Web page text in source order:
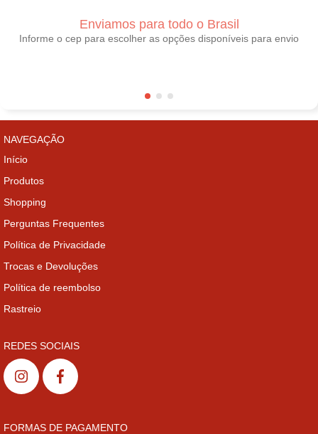
Enviamos para todo o Brasil
Informe o cep para escolher as opções disponíveis para envio
NAVEGAÇÃO
Início
Produtos
Shopping
Perguntas Frequentes
Política de Privacidade
Trocas e Devoluções
Política de reembolso
Rastreio
REDES SOCIAIS
FORMAS DE PAGAMENTO